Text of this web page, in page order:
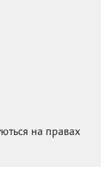
на правах